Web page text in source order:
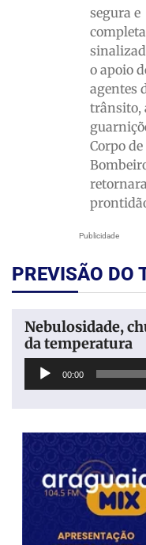
Publicidade
segura e
o apoio
agentes
trânsito,
Corpo de
PREVISÃO DO
Nebulosidade,
da temperatura
Tocador
00:00